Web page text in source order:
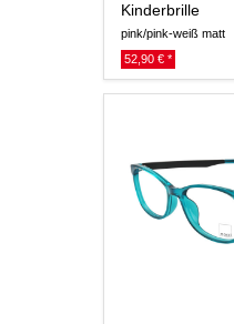
Kinderbrille
pink/pink-weiß matt
52,90 € *